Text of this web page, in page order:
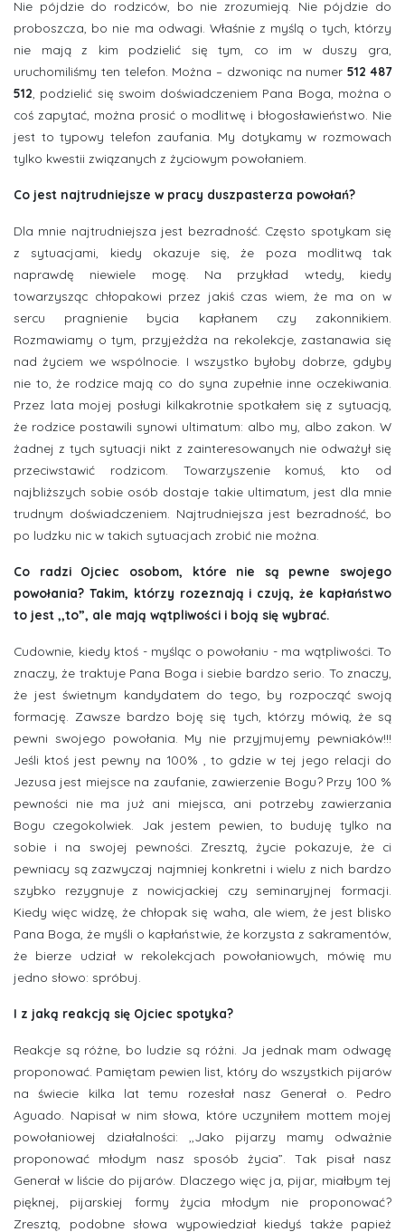
Nie pójdzie do rodziców, bo nie zrozumieją. Nie pójdzie do
proboszcza, bo nie ma odwagi. Właśnie z myślą o tych, którzy
nie mają z kim podzielić się tym, co im w duszy gra,
uruchomiliśmy ten telefon. Można – dzwoniąc na numer512 487
512 , podzielić się swoim doświadczeniem Pana Boga, można o
coś zapytać, można prosić o modlitwę i błogosławieństwo. Nie
jest to typowy telefon zaufania. My dotykamy w rozmowach
tylko kwestii związanych z życiowym powołaniem.
Co jest najtrudniejsze w pracy duszpasterza powołań?
Dla mnie najtrudniejsza jest bezradność. Często spotykam się
z sytuacjami, kiedy okazuje się, że poza modlitwą tak
naprawdę niewiele mogę. Na przykład wtedy, kiedy
towarzysząc chłopakowi przez jakiś czas wiem, że ma on w
sercu pragnienie bycia kapłanem czy zakonnikiem.
Rozmawiamy o tym, przyjeżdża na rekolekcje, zastanawia się
nad życiem we wspólnocie. I wszystko byłoby dobrze, gdyby
nie to, że rodzice mają co do syna zupełnie inne oczekiwania.
Przez lata mojej posługi kilkakrotnie spotkałem się z sytuacją,
że rodzice postawili synowi ultimatum: albo my, albo zakon. W
żadnej z tych sytuacji nikt z zainteresowanych nie odważył się
przeciwstawić rodzicom. Towarzyszenie komuś, kto od
najbliższych sobie osób dostaje takie ultimatum, jest dla mnie
trudnym doświadczeniem. Najtrudniejsza jest bezradność, bo
po ludzku nic w takich sytuacjach zrobić nie można.
Co radzi Ojciec osobom, które nie są pewne swojego
powołania? Takim, którzy rozeznają i czują, że kapłaństwo
to jest ,,to”, ale mają wątpliwości i boją się wybrać.
Cudownie, kiedy ktoś - myśląc o powołaniu - ma wątpliwości. To
znaczy, że traktuje Pana Boga i siebie bardzo serio. To znaczy,
że jest świetnym kandydatem do tego, by rozpocząć swoją
formację. Zawsze bardzo boję się tych, którzy mówią, że są
pewni swojego powołania. My nie przyjmujemy pewniaków!!!
Jeśli ktoś jest pewny na 100% , to gdzie w tej jego relacji do
Jezusa jest miejsce na zaufanie, zawierzenie Bogu? Przy 100 %
pewności nie ma już ani miejsca, ani potrzeby zawierzania
Bogu czegokolwiek. Jak jestem pewien, to buduję tylko na
sobie i na swojej pewności. Zresztą, życie pokazuje, że ci
pewniacy są zazwyczaj najmniej konkretni i wielu z nich bardzo
szybko rezygnuje z nowicjackiej czy seminaryjnej formacji.
Kiedy więc widzę, że chłopak się waha, ale wiem, że jest blisko
Pana Boga, że myśli o kapłaństwie, że korzysta z sakramentów,
że bierze udział w rekolekcjach powołaniowych, mówię mu
jedno słowo: spróbuj.
I z jaką reakcją się Ojciec spotyka?
Reakcje są różne, bo ludzie są różni. Ja jednak mam odwagę
proponować. Pamiętam pewien list, który do wszystkich pijarów
na świecie kilka lat temu rozesłał nasz Generał o. Pedro
Aguado. Napisał w nim słowa, które uczyniłem mottem mojej
powołaniowej działalności: ,,Jako pijarzy mamy odważnie
proponować młodym nasz sposób życia”. Tak pisał nasz
Generał w liście do pijarów. Dlaczego więc ja, pijar, miałbym tej
pięknej, pijarskiej formy życia młodym nie proponować?
Zresztą, podobne słowa wypowiedział kiedyś także papież